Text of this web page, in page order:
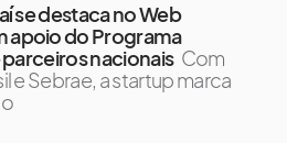
se destaca no Web
apoio do Programa
nacionais Com
e Sebrae, a startup marca